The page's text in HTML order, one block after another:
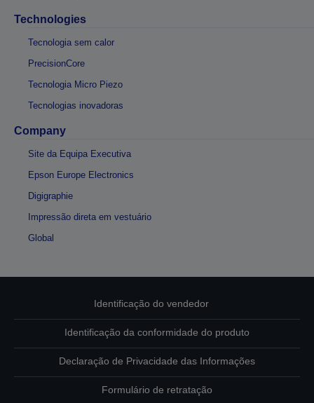
Technologies
Tecnologia sem calor
PrecisionCore
Tecnologia Micro Piezo
Tecnologias inovadoras
Company
Site da Equipa Executiva
Epson Europe Electronics
Digigraphie
Impressão direta em vestuário
Global
Identificação do vendedor
Identificação da conformidade do produto
Declaração de Privacidade das Informações
Formulário de retratação